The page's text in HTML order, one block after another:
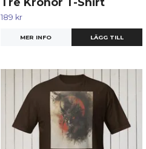
189 kr
MER INFO LÄGG TILL